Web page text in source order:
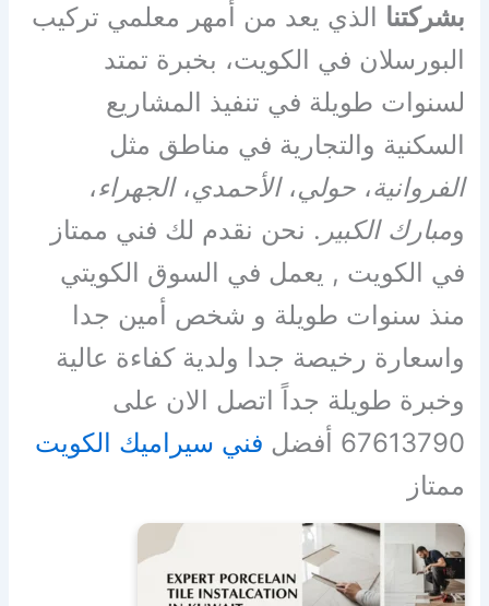
بشركتنا الذي يعد من أمهر معلمي تركيب
البورسلان في الكويت، بخبرة تمتد
لسنوات طويلة في تنفيذ المشاريع
السكنية والتجارية في مناطق مثل
الفروانية،حولي،الأحمدي،الجهراء،
ومبارك الكبير . نحن نقدم لك فني ممتاز
في الكويت , يعمل في السوق الكويتي
منذ سنوات طويلة و شخص أمين جدا
واسعارة رخيصة جدا ولدية كفاءة عالية
وخبرة طويلة جداً اتصل الان على
67613790 أفضل
فني سيراميك الكويت
ممتاز